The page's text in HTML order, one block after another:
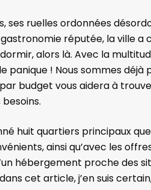
ruelles ordonnées
réputée, la ville a
alors là. Avec la
panique ! Nous sommes déjà
budget vous aidera à
huit quartiers principaux
ainsi qu’avec les
hébergement proche des
cet article, j’en suis